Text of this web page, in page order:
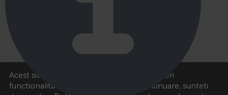
Acest site foloseste cookies pentru a va oferi
functionalitatea dorita. Navigand in continuare, sunteti